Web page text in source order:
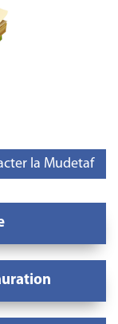
la Mudetaf